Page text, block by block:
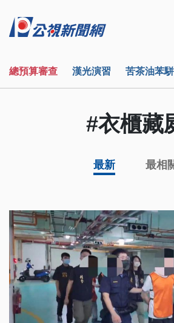
總預算審查 漢光演習 苦茶油苯
#衣櫃藏
最新 最相